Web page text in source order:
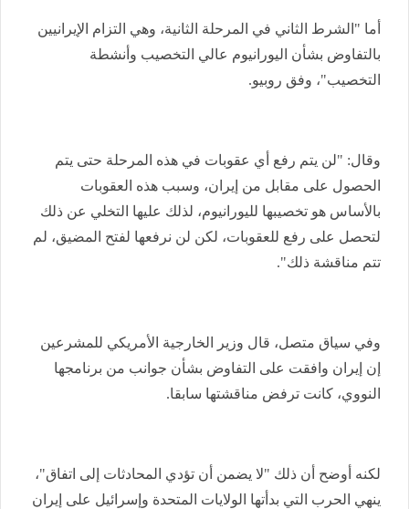
أما "الشرط الثاني في المرحلة الثانية، وهي التزام الإيرانيين
بالتفاوض بشأن اليورانيوم عالي التخصيب وأنشطة
التخصيب"، وفق روبيو.
وقال: "لن يتم رفع أي عقوبات في هذه المرحلة حتى يتم
الحصول على مقابل من إيران، وسبب هذه العقوبات
بالأساس هو تخصيبها لليورانيوم، لذلك عليها التخلي عن ذلك
لتحصل على رفع للعقوبات، لكن لن نرفعها لفتح المضيق، لم
تتم مناقشة ذلك".
وفي سياق متصل، قال ⁠وزير الخارجية الأمريكي للمشرعين
إن إيران ‌وافقت ‌على التفاوض بشأن جوانب من ‌برنامجها
‌النووي، ⁠كانت ترفض ⁠مناقشتها سابقا.
‌لكنه أوضح أن ⁠ذلك "لا ⁠يضمن أن ⁠تؤدي المحادثات إلى اتفاق"،
ينهي الحرب التي بدأتها الولايات المتحدة وإسرائيل على ​إيران